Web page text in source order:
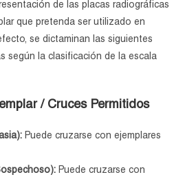
de las placas radiográficas
que pretenda ser utilizado en
se dictaminan las siguientes
según la clasificación de la escala
/ Cruces Permitidos
Puede cruzarse con ejemplares
Puede cruzarse con